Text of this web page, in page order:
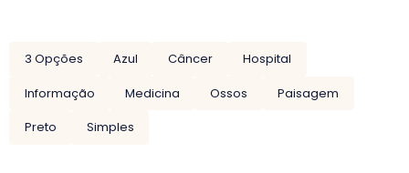
3 Opções Azul Câncer
Hospital
Informação
Medicina Ossos
Paisagem
Preto
Simples